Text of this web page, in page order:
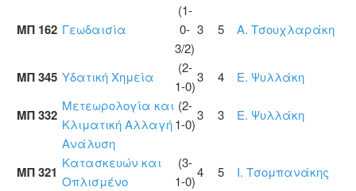
ΜΠ 162 Γεωδαισία
(1-
0-
3/2)
3 5 Α. Τσουχλαράκη
ΜΠ 345 Υδατική Χημεία
(2-
1-0)
3 4 Ε. Ψυλλάκη
ΜΠ 332
Μετεωρολογία και
Κλιματική Αλλαγή
(2-
1-0)
3 3 Ε. Ψυλλάκη
ΜΠ 321
Ανάλυση
Κατασκευών και
Οπλισμένο
(3-
1-0)
4 5 Ι. Τσομπανάκης